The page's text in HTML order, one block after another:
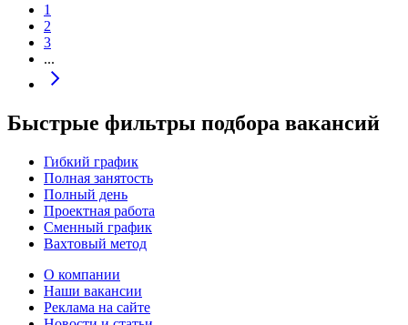
1
2
3
...
Быстрые фильтры подбора вакансий
Гибкий график
Полная занятость
Полный день
Проектная работа
Сменный график
Вахтовый метод
О компании
Наши вакансии
Реклама на сайте